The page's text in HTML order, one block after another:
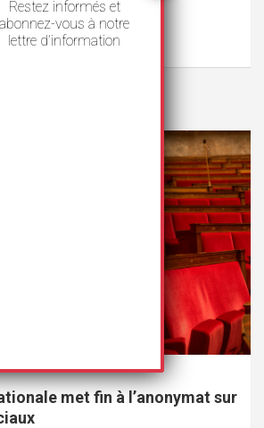
met fin à l’anonymat sur
Restez informés et
abonnez-vous à notre
lettre d’information